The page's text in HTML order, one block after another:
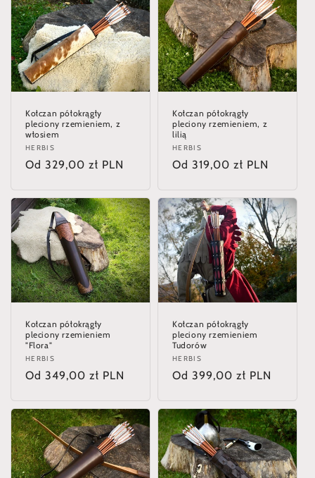
Kołczan półokrągły
pleciony rzemieniem, z
włosiem
Dostawca:
HERBIS
Cena
Od 329,00 zł PLN
Kołczan półokrągły
pleciony rzemieniem, z
lilią
Dostawca:
HERBIS
Cena
Od 319,00 zł PLN
Kołczan półokrągły
pleciony rzemieniem
"Flora"
Dostawca:
HERBIS
Cena
Od 349,00 zł PLN
Kołczan półokrągły
pleciony rzemieniem
Tudorów
Dostawca:
HERBIS
Cena
Od 399,00 zł PLN